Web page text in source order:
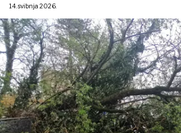
14. svibnja 2026.